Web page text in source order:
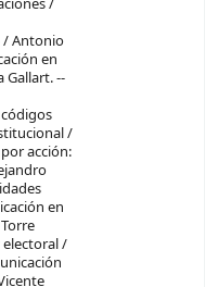
/ Antonio
en
Gallart. --
/
acción:
en
electoral /